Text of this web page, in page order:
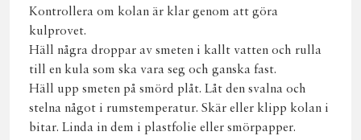
Kontrollera om kolan är klar genom att göra
kulprovet.
Häll några droppar av smeten i kallt vatten och rulla
till en kula som ska vara seg och ganska fast.
Häll upp smeten på smörd plåt. Låt den svalna och
stelna något i rumstemperatur. Skär eller klipp kolan i
bitar. Linda in dem i plastfolie eller smörpapper.